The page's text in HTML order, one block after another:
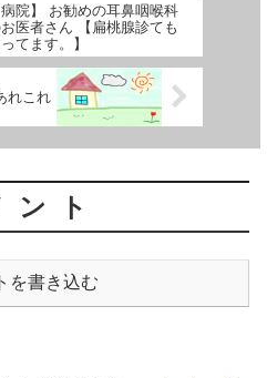
病院】 お勧めの耳鼻咽喉科
医者さん 【扁桃腺診ても
てます。】
れこれ
ント
を書き込む